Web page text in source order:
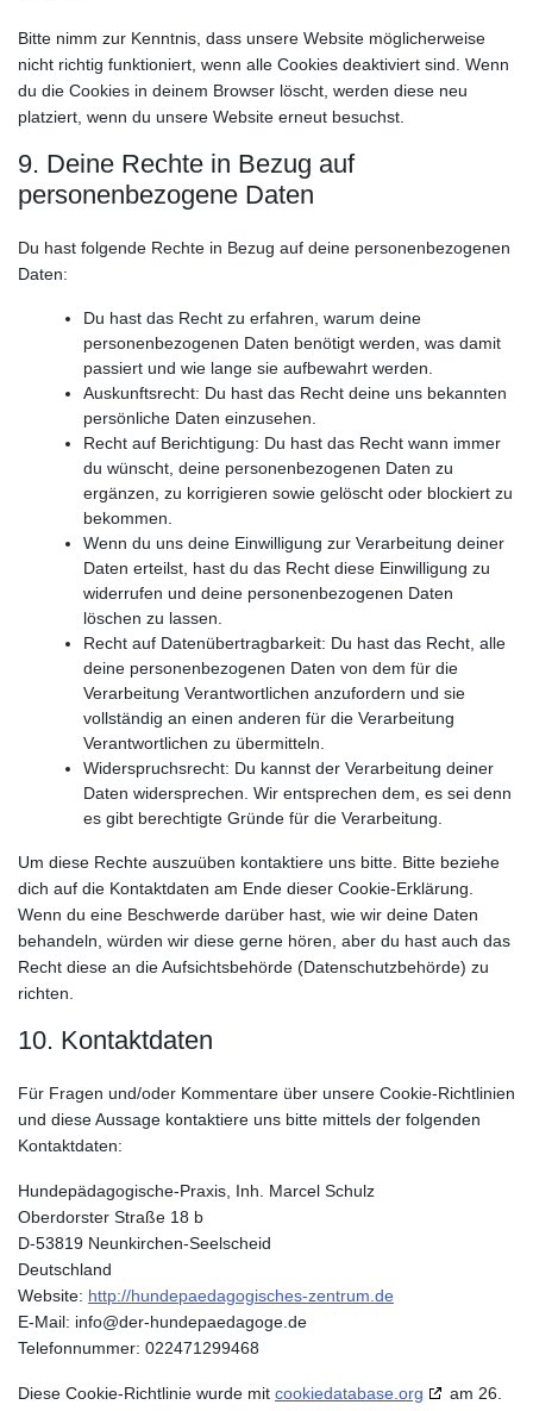
Bitte nimm zur Kenntnis, dass unsere Website möglicherweise
nicht richtig funktioniert, wenn alle Cookies deaktiviert sind. Wenn
du die Cookies in deinem Browser löscht, werden diese neu
platziert, wenn du unsere Website erneut besuchst.
9. Deine Rechte in Bezug auf
personenbezogene Daten
Du hast folgende Rechte in Bezug auf deine personenbezogenen
Daten:
Du hast das Recht zu erfahren, warum deine
personenbezogenen Daten benötigt werden, was damit
passiert und wie lange sie aufbewahrt werden.
Auskunftsrecht: Du hast das Recht deine uns bekannten
persönliche Daten einzusehen.
Recht auf Berichtigung: Du hast das Recht wann immer
du wünscht, deine personenbezogenen Daten zu
ergänzen, zu korrigieren sowie gelöscht oder blockiert zu
bekommen.
Wenn du uns deine Einwilligung zur Verarbeitung deiner
Daten erteilst, hast du das Recht diese Einwilligung zu
widerrufen und deine personenbezogenen Daten
löschen zu lassen.
Recht auf Datenübertragbarkeit: Du hast das Recht, alle
deine personenbezogenen Daten von dem für die
Verarbeitung Verantwortlichen anzufordern und sie
vollständig an einen anderen für die Verarbeitung
Verantwortlichen zu übermitteln.
Widerspruchsrecht: Du kannst der Verarbeitung deiner
Daten widersprechen. Wir entsprechen dem, es sei denn
es gibt berechtigte Gründe für die Verarbeitung.
Um diese Rechte auszuüben kontaktiere uns bitte. Bitte beziehe
dich auf die Kontaktdaten am Ende dieser Cookie-Erklärung.
Wenn du eine Beschwerde darüber hast, wie wir deine Daten
behandeln, würden wir diese gerne hören, aber du hast auch das
Recht diese an die Aufsichtsbehörde (Datenschutzbehörde) zu
richten.
10. Kontaktdaten
Für Fragen und/oder Kommentare über unsere Cookie-Richtlinien
und diese Aussage kontaktiere uns bitte mittels der folgenden
Kontaktdaten:
Hundepädagogische-Praxis, Inh. Marcel Schulz
Oberdorster Straße 18 b
D-53819 Neunkirchen-Seelscheid
Deutschland
Website: http://hundepaedagogisches-zentrum.de
E-Mail: info@der-hundepaedagoge.de
Telefonnummer: 022471299468
Diese Cookie-Richtlinie wurde mit cookiedatabase.org
am 26.